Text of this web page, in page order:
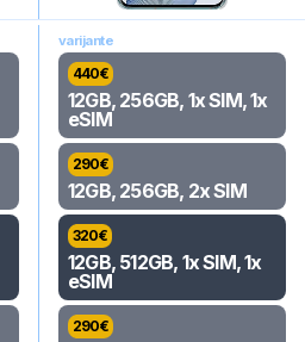
varijante
440€
12GB, 256GB, 1x SIM, 1x
eSIM
290€
12GB, 256GB, 2x SIM
320€
12GB, 512GB, 1x SIM, 1x
eSIM
290€